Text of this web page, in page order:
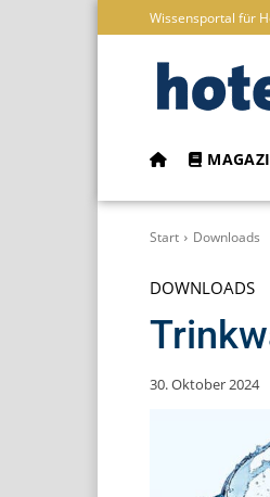
Wissensportal für
Start Downloads
DOWNLOADS
30. Oktober 2024